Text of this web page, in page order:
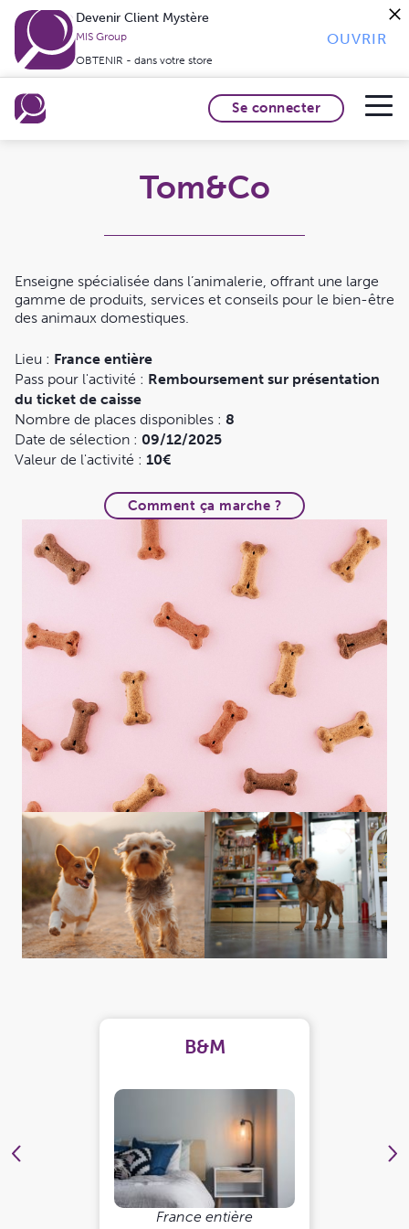
Devenir Client Mystère
MIS Group
OBTENIR - dans votre store
OUVRIR
Se connecter
Tom&Co
Enseigne spécialisée dans l’animalerie, offrant une large
gamme de produits, services et conseils pour le bien-être
des animaux domestiques.
Lieu : France entière
Pass pour l'activité : Remboursement sur présentation
du ticket de caisse
Nombre de places disponibles : 8
Date de sélection : 09/12/2025
Valeur de l'activité : 10€
Comment ça marche ?
B&M
France entière